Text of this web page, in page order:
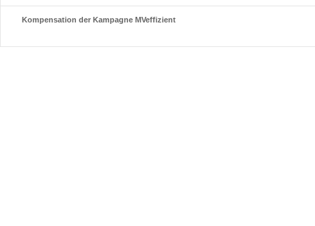
Kompensation der Kampagne MVeffizient